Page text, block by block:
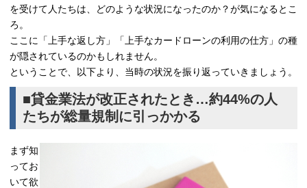
を受けて人たちは、どのような状況になったのか？が気になるとこ
ろ。
ここに「上手な返し方」「上手なカードローンの利用の仕方」の種
が隠されているのかもしれません。
ということで、以下より、当時の状況を振り返っていきましょう。
■貸金業法が改正されたとき…約44%の人
たちが総量規制に引っかかる
まず知
ってお
いて欲